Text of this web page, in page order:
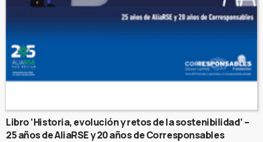
Libro ‘Historia, evolución y retos de la sostenibilidad’ –
25 años de AliaRSE y 20 años de Corresponsables